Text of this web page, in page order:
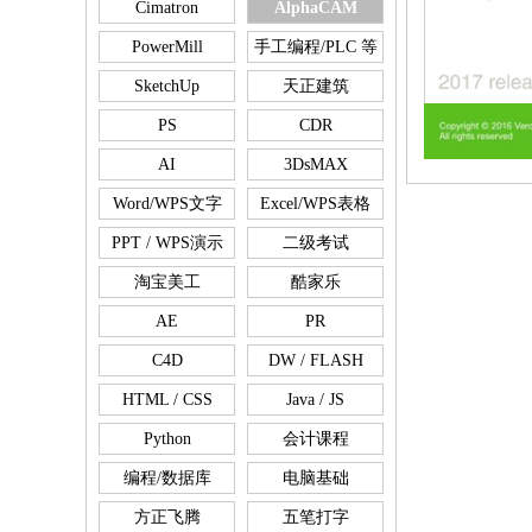
Cimatron AlphaCAM
PowerMill 手工编程/PLC 等
SketchUp 天正建筑
PS CDR
AI 3DsMAX
Word/WPS文字 Excel/WPS表格
PPT / WPS演示 二级考试
淘宝美工 酷家乐
AE PR
C4D DW / FLASH
HTML / CSS Java / JS
Python 会计课程
编程/数据库 电脑基础
方正飞腾 五笔打字